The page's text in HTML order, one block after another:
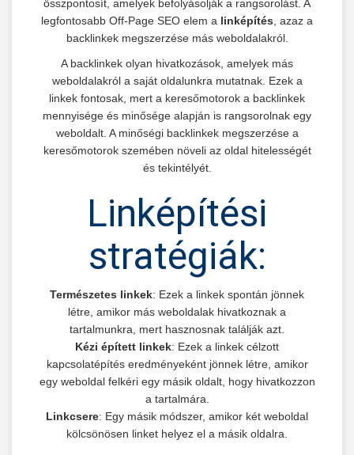
összpontosít, amelyek befolyásolják a rangsorolást. A
legfontosabb Off-Page SEO elem a linképítés , azaz a
backlinkek megszerzése más weboldalakról.
A backlinkek olyan hivatkozások, amelyek más
weboldalakról a saját oldalunkra mutatnak. Ezek a
linkek fontosak, mert a keresőmotorok a backlinkek
mennyisége és minősége alapján is rangsorolnak egy
weboldalt. A minőségi backlinkek megszerzése a
keresőmotorok szemében növeli az oldal hitelességét
és tekintélyét.
Linképítési
stratégiák:
Természetes linkek: Ezek a linkek spontán jönnek
létre, amikor más weboldalak hivatkoznak a
tartalmunkra, mert hasznosnak találják azt.
Kézi épített linkek: Ezek a linkek célzott
kapcsolatépítés eredményeként jönnek létre, amikor
egy weboldal felkéri egy másik oldalt, hogy hivatkozzon
a tartalmára.
Linkcsere: Egy másik módszer, amikor két weboldal
kölcsönösen linket helyez el a másik oldalra.